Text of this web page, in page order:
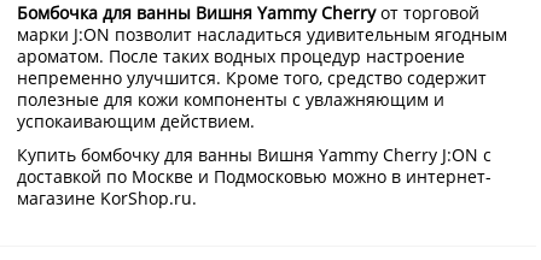
Бомбочка для ванны Вишня Yammy Cherryот торговой
марки J:ON позволит насладиться удивительным ягодным
ароматом. После таких водных процедур настроение
непременно улучшится. Кроме того, средство содержит
полезные для кожи компоненты с увлажняющим и
успокаивающим действием.
Купить бомбочку для ванны Вишня Yammy Cherry J:ON с
доставкой по Москве и Подмосковью можно в интернет-
магазине KorShop.ru.